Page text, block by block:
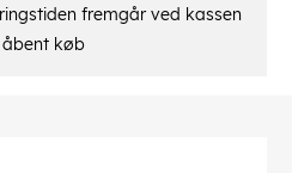
fremgår ved kassen
åbent køb